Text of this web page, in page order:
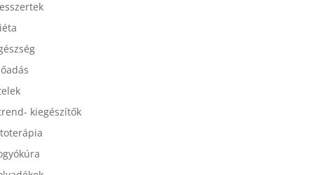
kiegészítők